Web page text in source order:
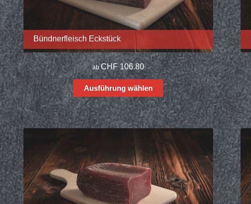
Bündnerfleisch Eckstück
abCHF106.80
Ausführung wählen